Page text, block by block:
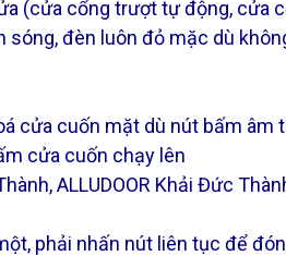
(cửa cổng trượt tự động, cửa
đèn luôn đỏ mặc dù
cửa cuốn mặt dù nút bấm âm
cửa cuốn chạy lên
ALLUDOOR Khải Đức Thành,
phải nhấn nút liên tục để